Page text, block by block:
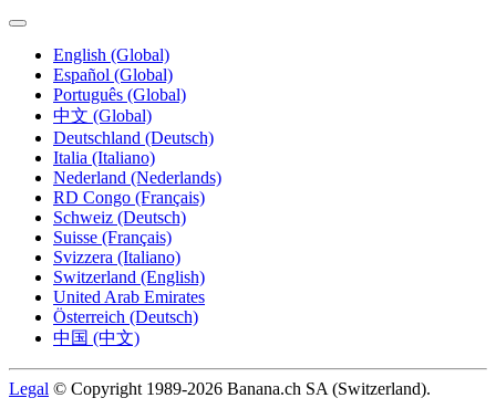
English (Global)
Español (Global)
Português (Global)
中文 (Global)
Deutschland (Deutsch)
Italia (Italiano)
Nederland (Nederlands)
RD Congo (Français)
Schweiz (Deutsch)
Suisse (Français)
Svizzera (Italiano)
Switzerland (English)
United Arab Emirates
Österreich (Deutsch)
中国 (中文)
Legal © Copyright 1989-2026 Banana.ch SA (Switzerland).